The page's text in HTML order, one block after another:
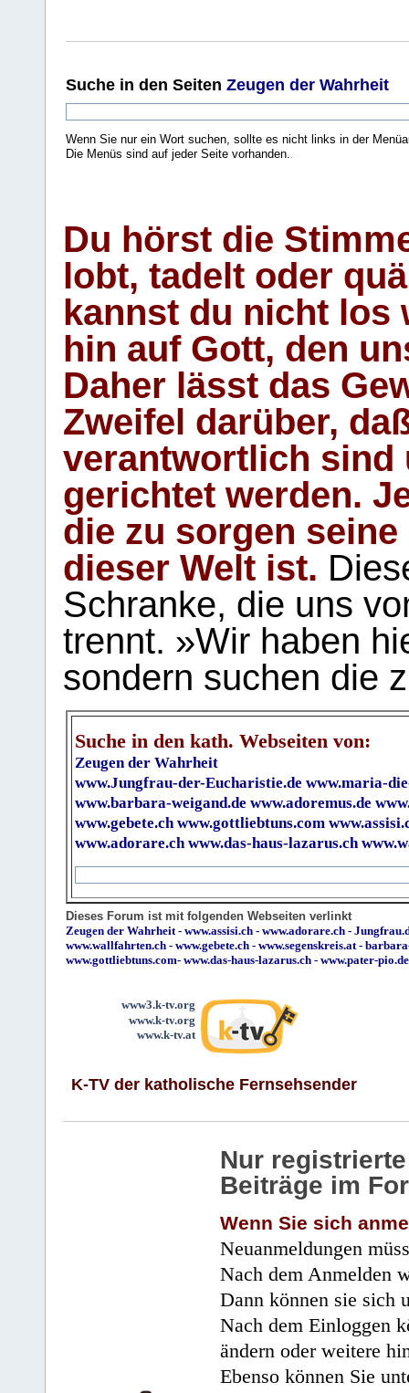
Suche in den Seiten Zeugen der Wahrheit
Wenn Sie nur ein Wort suchen, sollte es nicht links in der
Die Menüs sind auf jeder Seite vorhanden..
Du hörst die
lobt, tadelt oder
kannst du nicht los
hin auf Gott, den
Daher lässt das
Zweifel darüber,
verantwortlich sind
gerichtet werden.
die zu sorgen
dieser Welt ist.
Schranke, die uns
trennt. »Wir haben
sondern suchen die
Suche in den kath. Webseiten von:
Zeugen der Wahrheit
www.Jungfrau-der-Eucharistie.de www.maria-
www.barbara-weigand.de www.adoremus.de
www.gebete.ch www.gottliebtuns.com
www.adorare.ch www.das-haus-lazarus.ch
Dieses Forum ist mit folgenden Webseiten verlinkt
Zeugen der Wahrheit- www.assisi.ch - www.adorare.ch -
www.wallfahrten.ch - www.gebete.ch - www.segenskreis.at-
www.gottliebtuns.com- www.das-haus-lazarus.ch - www.pater-pio.de
www3.k-tv.org
www.k-tv.org
www.k-tv.at
K-TV der katholische Fernsehsender
Nur
Beiträge im
Wenn Sie sich
Neuanmeldungen
Nach dem Anmelden
Dann können sie sich
Nach dem Einloggen
ändern oder weitere
Ebenso können Sie